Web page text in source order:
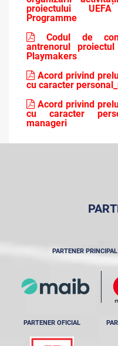
proiectului
Programme
Codul de
antrenorul
Playmakers
Acord privind
cu caracter
Acord privind
cu caracter
manageri
PARTENER PRINCIPAL
PARTENER OFICIAL